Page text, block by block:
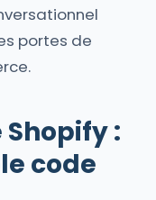
portes de
:
code